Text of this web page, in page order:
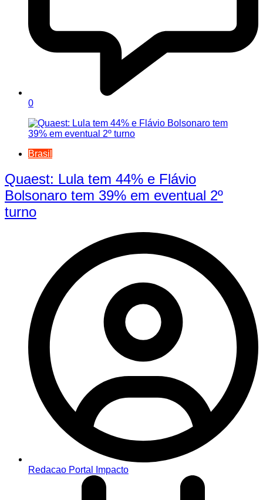
0
Brasil
Quaest: Lula tem 44% e Flávio
Bolsonaro tem 39% em eventual 2º
turno
Redacao Portal Impacto